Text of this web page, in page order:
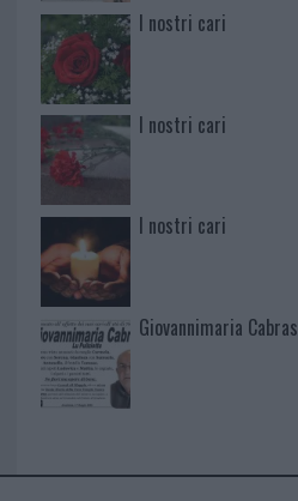
I nostri cari
I nostri cari
I nostri cari
Giovannimaria Cabras